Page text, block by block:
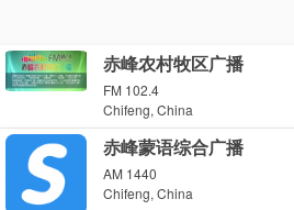
赤峰农村牧区广播
FM 102.4
Chifeng, China
赤峰蒙语综合广播
AM 1440
Chifeng, China